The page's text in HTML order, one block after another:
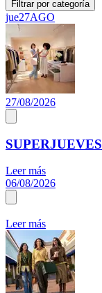
Filtrar por categoría
jue27AGO
27/08/2026
SUPERJUEVES
Leer más
06/08/2026
Leer más